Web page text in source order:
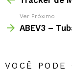
Ver Próximo
ABEV3 –
VOCÊ PODE